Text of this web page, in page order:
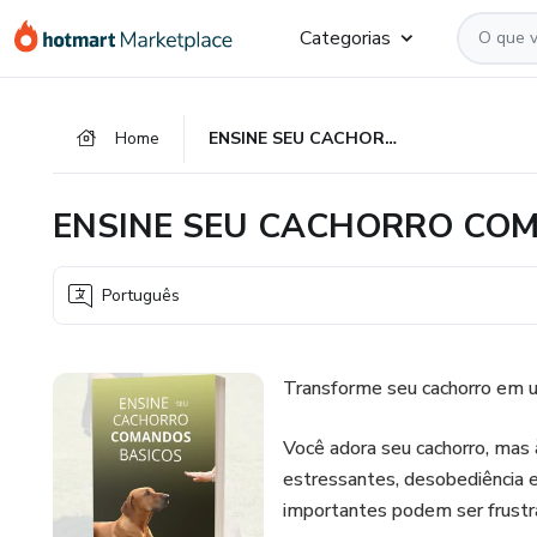
para
para
para
Categorias
Home ENSINE SEU CACHORRO COMANDOS BASICOS
ENSINE SEU CACHORRO
Português
Transforme seu cachorro
Você adora seu cachorro,
estressantes, desobediência
importantes podem ser